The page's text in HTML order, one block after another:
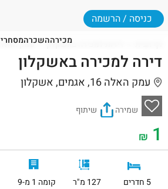
מכירההשכרהמסחרי
כניסה / הרשמה
דירות למכירה באשקלון עמק האלה 16, אשקלון
דירה למכירה באשקלון
עמק האלה 16, אגמים, אשקלון
שמירה שיתוף
1
₪
5 חדרים 127 מ"ר קומה 1 מ-9